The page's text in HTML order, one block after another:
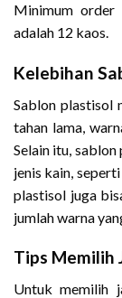
Minimum order
adalah 12 kaos.
Kelebihan
Sablon plastisol
tahan lama,
Selain itu,
jenis kain,
plastisol juga
jumlah warna
Tips Memilih
Untuk memilih